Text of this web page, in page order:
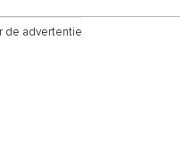
de advertentie